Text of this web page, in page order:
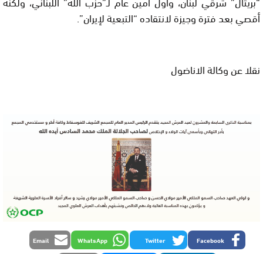
أقصي بعد فترة وجيزة لانتقاده “التبعية لإيران”.
نقلا عن وكالة الاناضول
Facebook
Twitter
WhatsApp
Email